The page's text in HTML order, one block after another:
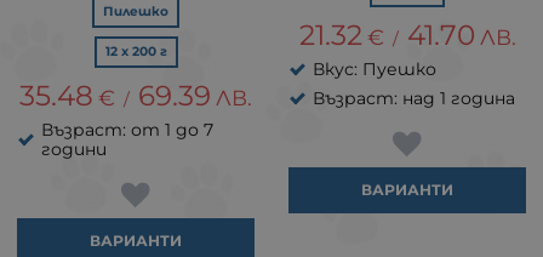
Пилешко
12 x 200 г
35.48 € / 69.39 ЛВ.
Възраст: от 1 до 7
години
ВАРИАНТИ
21.32 € / 41.70 ЛВ.
Вкус: Пуешко
Възраст: над 1 година
ВАРИАНТИ